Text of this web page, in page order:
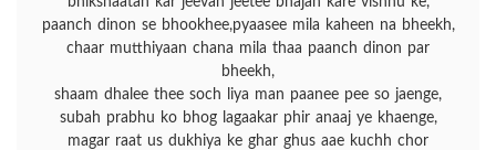
paanch dinon se bhookhee,pyaasee mila kaheen na bheekh,
chaar mutthiyaan chana mila thaa paanch dinon par
bheekh,
shaam dhalee thee soch liya man paanee pee so jaenge,
subah prabhu ko bhog lagaakar phir anaaj ye khaenge,
magar raat us dukhiya ke ghar ghus aae kuchh chor